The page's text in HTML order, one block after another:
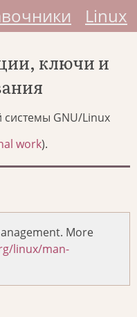
Linux
ключи и
GNU/Linux
work).
More
linux/man-